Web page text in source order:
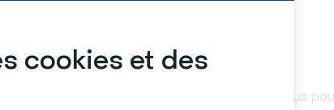
cookies et des
à la carte d’intégration HubSpot et vous